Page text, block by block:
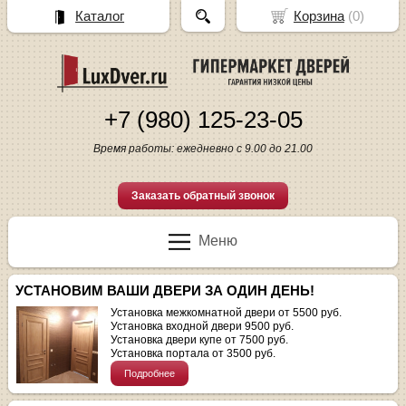
+7 (980) 125-23-05
Время работы: ежедневно с 9.00 до 21.00
Заказать обратный звонок
Меню
УСТАНОВИМ ВАШИ ДВЕРИ ЗА ОДИН ДЕНЬ!
Установка межкомнатной двери от 5500 руб.
Установка входной двери 9500 руб.
Установка двери купе от 7500 руб.
Установка портала от 3500 руб.
Подробнее
Корзина(0)
Каталог